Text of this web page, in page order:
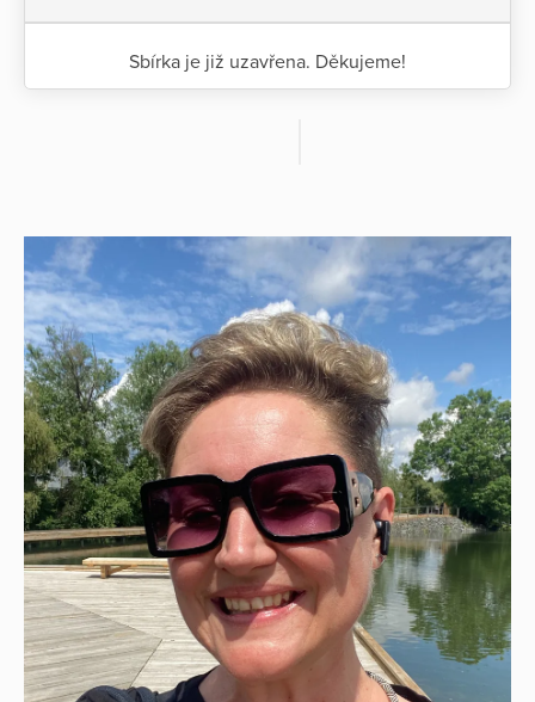
Sbírka je již uzavřena. Děkujeme!